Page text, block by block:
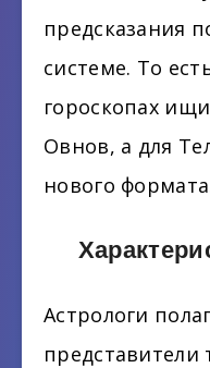
предсказания
системе. То
гороскопах
Овнов, а для
нового
Астрологи
представители